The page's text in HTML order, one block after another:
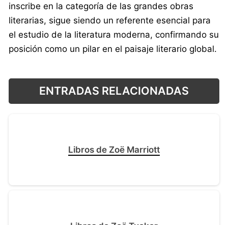
inscribe en la categoría de las grandes obras
literarias, sigue siendo un referente esencial para
el estudio de la literatura moderna, confirmando su
posición como un pilar en el paisaje literario global.
ENTRADAS RELACIONADAS
Libros de Zoë Marriott